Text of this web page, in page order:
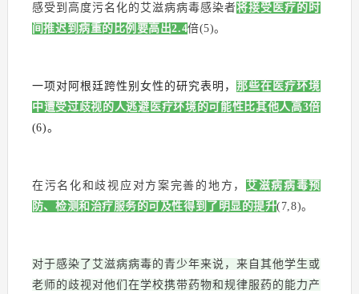
感受到高度污名化的艾滋病病毒感染者将接受医疗的时
间推迟到病重的比例要高出2.4倍(5)。
一项对阿根廷跨性别女性的研究表明，那些在医疗环境
中遭受过歧视的人逃避医疗环境的可能性比其他人高3倍
(6)。
在污名化和歧视应对方案完善的地方， 艾滋病病毒预
防、检测和治疗服务的可及性得到了明显的提升(7,8)。
对于感染了艾滋病病毒的青少年来说，来自其他学生或
老师的歧视对他们在学校携带药物和规律服药的能力产